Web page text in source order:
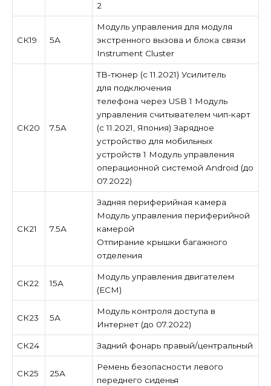
2
СК19 5А
Модуль управления для модуля
экстренного вызова и блока связи
Instrument Cluster
СК20 7.5А
ТВ-тюнер (с 11.2021) Усилитель
для подключения
телефона через USB 1 Модуль
управления считывателем чип-карт
(с 11.2021, Япония) Зарядное
устройство для мобильных
устройств 1 Модуль управления
операционной системой Android (до
07.2022)
СК21 7.5А
Задняя периферийная камера
Модуль управления периферийной
камерой
Отпирание крышки багажного
отделения
СК22 15А
Модуль управления двигателем
(ECM)
СК23 5А
Модуль контроля доступа в
Интернет (до 07.2022)
СК24 Задний фонарь правый/центральный
СК25 25А
Ремень безопасности левого
переднего сиденья